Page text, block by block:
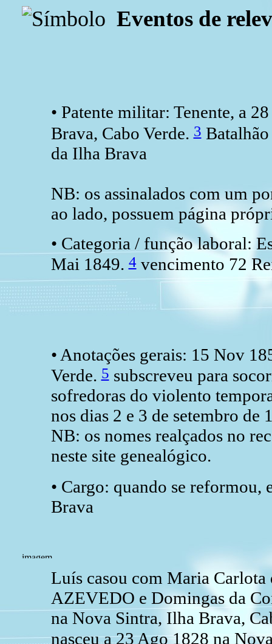
Eventos de
• Patente militar: Tenente, a
Brava, Cabo Verde.3Batalhão
da Ilha Brava
NB: os assinalados com um
ao lado, possuem página
• Categoria / função laboral:
Mai 1849.4vencimento 72
• Anotações gerais: 15 Nov
Verde.5subscreveu para
sofredoras do violento
nos dias 2 e 3 de setembro de
NB: os nomes realçados no
neste site genealógico.
• Cargo: quando se reformou,
Brava
Luís casou com Maria
AZEVEDO e Domingas da
na Nova Sintra, Ilha Brava,
nasceu a 23 Ago 1828 na